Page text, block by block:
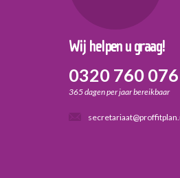
Wij helpen u graag!
0320 760 076
365 dagen per jaar bereikbaar